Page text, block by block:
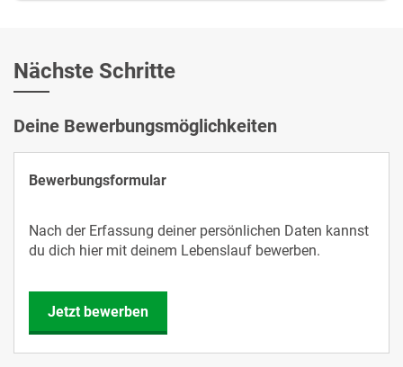
Nächste Schritte
Deine Bewerbungsmöglichkeiten
Bewerbungsformular
Nach der Erfassung deiner persönlichen Daten kannst
du dich hier mit deinem Lebenslauf bewerben.
Jetzt bewerben